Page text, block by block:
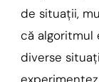
de situații,
că algoritmul
diverse